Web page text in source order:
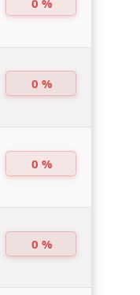
0 %
0 %
0 %
0 %